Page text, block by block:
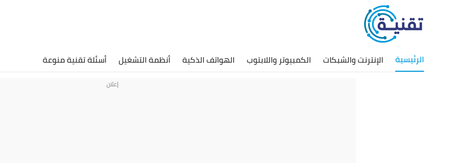
الرئيسية الإنترنت والشبكات الكمبيوتر واللابتوب الهواتف الذكية أنظمة التشغيل أسئلة تقنية منوعة